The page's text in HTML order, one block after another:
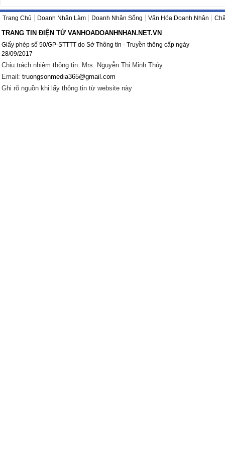
Trang Chủ Doanh Nhân Làm Doanh Nhân Sống Văn Hóa Doanh Nhân
TRANG TIN ĐIỆN TỬ VANHOADOANHNHAN.NET.VN
Giấy phép số 50/GP-STTTT do Sở Thông tin - Truyền thông cấp ngày
28/09/2017
Chịu trách nhiệm thông tin: Mrs. Nguyễn Thị Minh Thúy
Email: truongsonmedia365@gmail.com
Ghi rõ nguồn khi lấy thông tin từ website này